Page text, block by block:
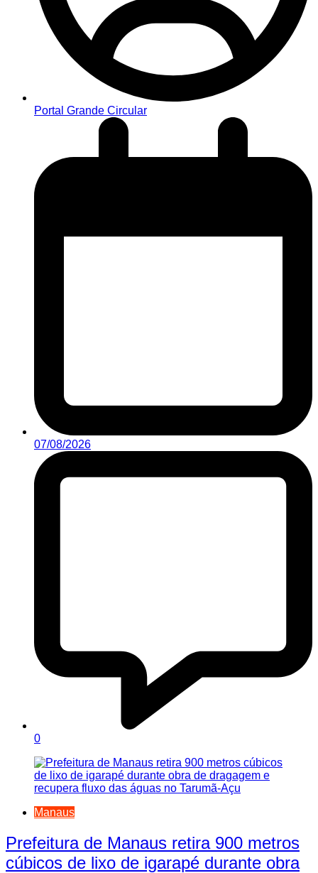
Portal Grande Circular
07/08/2026
0
Manaus
Prefeitura de Manaus retira 900 metros
cúbicos de lixo de igarapé durante obra